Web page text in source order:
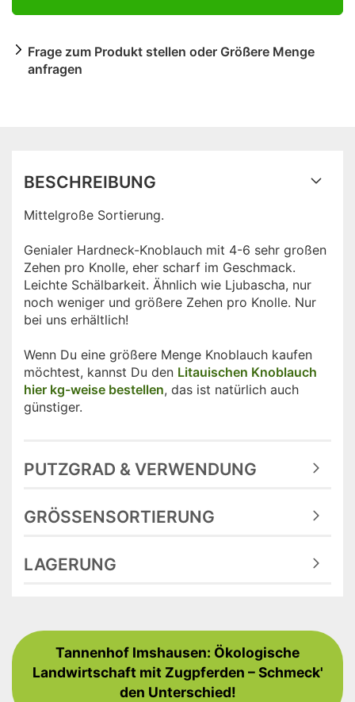
Frage zum Produkt stellen oder Größere Menge
anfragen
BESCHREIBUNG
Mittelgroße Sortierung.
Genialer Hardneck-Knoblauch mit 4-6 sehr großen
Zehen pro Knolle, eher scharf im Geschmack.
Leichte Schälbarkeit. Ähnlich wie Ljubascha, nur
noch weniger und größere Zehen pro Knolle. Nur
bei uns erhältlich!
Wenn Du eine größere Menge Knoblauch kaufen
möchtest, kannst Du den Litauischen Knoblauch
hier kg-weise bestellen, das ist natürlich auch
günstiger.
PUTZGRAD & VERWENDUNG
GRÖSSENSORTIERUNG
LAGERUNG
Tannenhof Imshausen: Ökologische
Landwirtschaft mit Zugpferden – Schmeck'
den Unterschied!